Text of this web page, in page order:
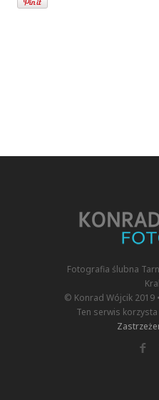
Fotografia ślubna
© Konrad Wójcik 2019
Ten serwis korzysta